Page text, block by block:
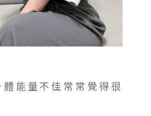
能量不佳常常覺得很